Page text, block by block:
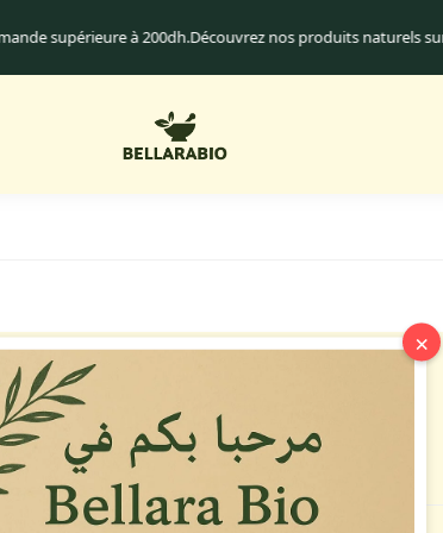
×
supérieure à 200dh.Découvrez nos produits naturels